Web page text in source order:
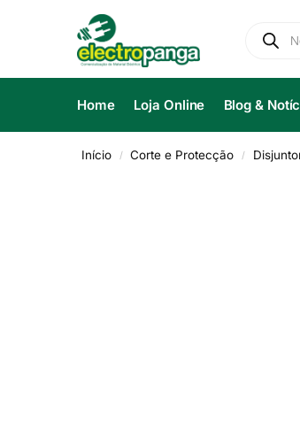
Home Loja Online Blog &
Início / Corte e Protecção /